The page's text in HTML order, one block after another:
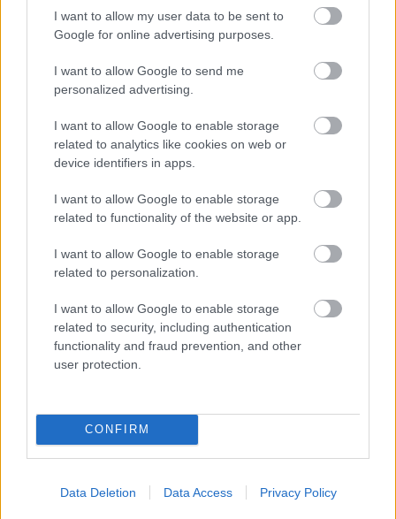
I want to allow my user data to be sent to
Google for online advertising purposes.
I want to allow Google to send me
personalized advertising.
I want to allow Google to enable storage
related to analytics like cookies on web or
device identifiers in apps.
I want to allow Google to enable storage
related to functionality of the website or app.
I want to allow Google to enable storage
related to personalization.
I want to allow Google to enable storage
related to security, including authentication
functionality and fraud prevention, and other
user protection.
CONFIRM
Data Deletion Data Access Privacy Policy
rakódik rá. Szerinte júliustól módosított, a piacba beavatkozó
kormányzati intézkedés kéne. Ráadásul egyes termékek áránál
ezért a staflációs kockázattal kéne foglalkoznia Parragh
szerint, „ehelyett tanácsokkal látják el a kormányt és különféle
számmisztikával operáló programokat készítenek”. Az
interjúban hosszan…
Magyarország iparkamara,iparűzési adó, KATA,orbán